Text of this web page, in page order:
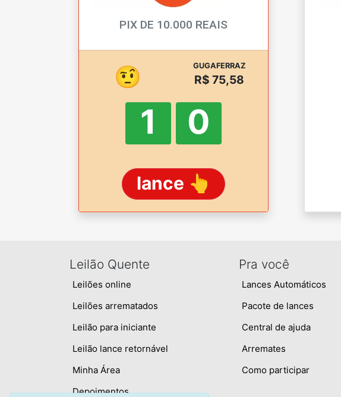
PIX DE 10.000 REAIS
🤨 GUGAFERRAZ
R$ 75,58
0 9
lance 👆
Leilão Quente
Leilões online
Leilões arrematados
Leilão para iniciante
Leilão lance retornável
Minha Área
Depoimentos
Pra você
Lances Automáticos
Pacote de lances
Central de ajuda
Arremates
Como participar